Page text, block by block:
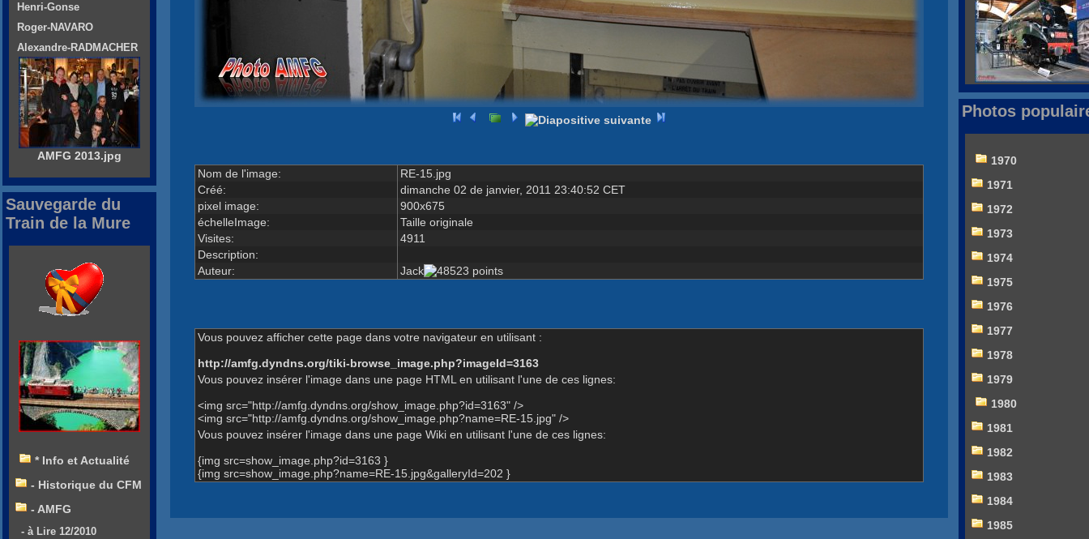
Nom de l'image:
RE-15.jpg
Créé:
dimanche 02 de janvier, 2011 23:40:52 CET
pixel image:
900x675
échelleImage:
Taille originale
Visites:
4911
Description:
Auteur:
Jack
Vous pouvez afficher cette page dans votre navigateur en utilisant :
http://amfg.dyndns.org/tiki-browse_image.php?imageId=3163
Vous pouvez insérer l'image dans une page HTML en utilisant l'une de ces lignes:
<img src="http://amfg.dyndns.org/show_image.php?id=3163" />
<img src="http://amfg.dyndns.org/show_image.php?name=RE-15.jpg" />
Vous pouvez insérer l'image dans une page Wiki en utilisant l'une de ces lignes:
{img src=show_image.php?id=3163 }
{img src=show_image.php?name=RE-15.jpg&galleryId=202 }
Henri-Gonse
Roger-NAVARO
Alexandre-RADMACHER
AMFG 2013.jpg
Sauvegarde du
Train de la Mure
* Info et Actualité
- Historique du CFM
- AMFG
- à Lire 12/2010
Photos
1970
1971
1972
1973
1974
1975
1976
1977
1978
1979
1980
1981
1982
1983
1984
1985